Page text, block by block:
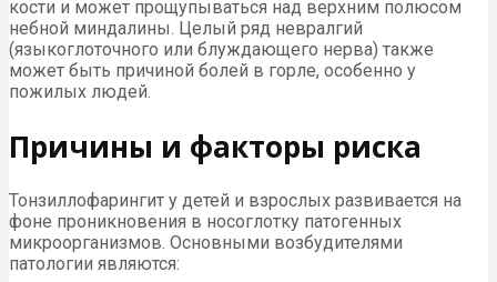
кости и может прощупываться над верхним полюсом
небной миндалины. Целый ряд невралгий
(языкоглоточного или блуждающего нерва) также
может быть причиной болей в горле, особенно у
пожилых людей.
Причины и факторы риска
Тонзиллофарингит у детей и взрослых развивается на
фоне проникновения в носоглотку патогенных
микроорганизмов. Основными возбудителями
патологии являются: